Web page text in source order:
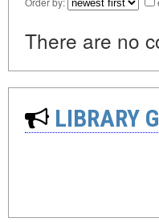
There are no
LIBRARY